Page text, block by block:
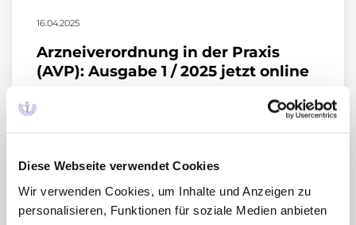
Diese Webseite verwendet Cookies
Wir verwenden Cookies, um Inhalte und Anzeigen zu
personalisieren, Funktionen für soziale Medien anbieten
16.04.2025
Arzneiverordnung in der Praxis
(AVP): Ausgabe 1 / 2025 jetzt online
07.04.2025